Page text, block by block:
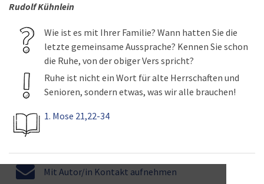
Rudolf Kühnlein
Wie ist es mit Ihrer Familie? Wann hatten Sie die
letzte gemeinsame Aussprache? Kennen Sie schon
die Ruhe, von der obiger Vers spricht?
Ruhe ist nicht ein Wort für alte Herrschaften und
Senioren, sondern etwas, was wir alle brauchen!
1. Mose 21,22-34
Mit Autor/in Kontakt aufnehmen